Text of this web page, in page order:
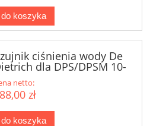
do koszyka
ciśnienia wody De
dla DPS/DPSM 10-
netto:
zł
do koszyka